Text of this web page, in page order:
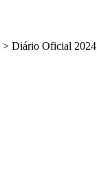
> Diário Oficial 2024